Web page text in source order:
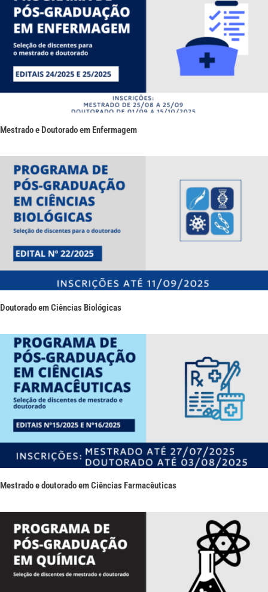
Mestrado e Doutorado em Enfermagem
Doutorado em Ciências Biológicas
Mestrado e doutorado em Ciências Farmacêuticas